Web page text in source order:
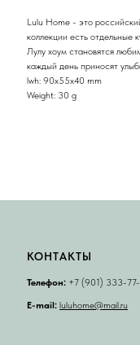
Lulu Home - это
коллекции есть отдельные
Лулу хоум становятся
каждый день приносят
lwh: 90x55x40 mm
Weight: 30 g
КОНТАКТЫ
Телефон: +7 (901) 333-77-
E-mail: luluhome@mail.ru